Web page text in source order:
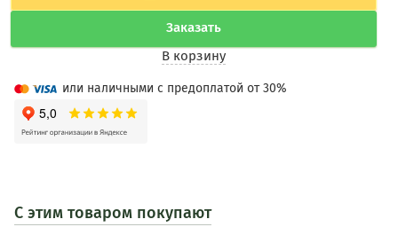
Заказать
В корзину
или наличными с предоплатой от 30%
С этим товаром покупают